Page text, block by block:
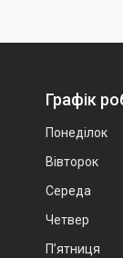
Графік
Понеділок
Вівторок
Середа
Четвер
Пʼятниця